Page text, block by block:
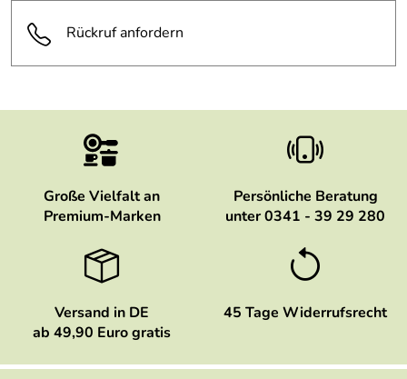
Rückruf anfordern
Große Vielfalt an
Premium-Marken
Persönliche Beratung
unter 0341 - 39 29 280
Versand in DE
ab 49,90 Euro gratis
45 Tage Widerrufsrecht